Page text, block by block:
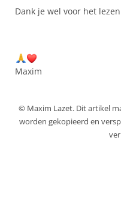
Dank je wel voor het
Maxim
© Maxim Lazet. Dit artikel
worden gekopieerd en